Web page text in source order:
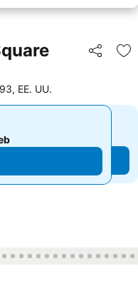
Compartir
EE. UU.